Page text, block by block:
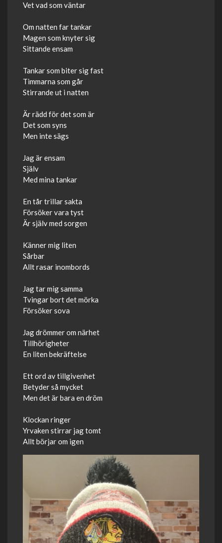
Vet vad som väntar
Om natten far tankar
Magen som knyter sig
Sittande ensam
Tankar som biter sig fast
Timmarna som går
Stirrande ut i natten
Är rädd för det som är
Det som syns
Men inte sägs
Jag är ensam
Själv
Med mina tankar
En tår trillar sakta
Försöker vara tyst
Är själv med sorgen
Känner mig liten
Sårbar
Allt rasar inombords
Jag tar mig samma
Tvingar bort det mörka
Försöker sova
Jag drömmer om närhet
Tillhörigheter
En liten bekräftelse
Ett ord av tillgivenhet
Betyder så mycket
Men det är bara en dröm
Klockan ringer
Yrvaken stirrar jag tomt
Allt börjar om igen